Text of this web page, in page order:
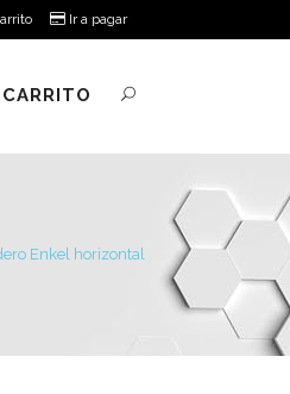
Ir a pagar
Enkel horizontal